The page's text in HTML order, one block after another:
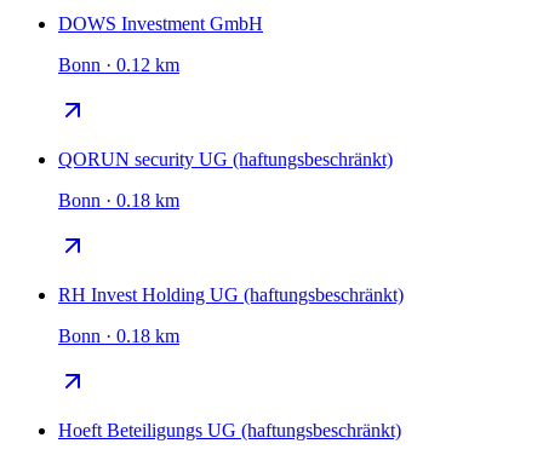
DOWS Investment GmbH
Bonn · 0.12 km
QORUN security UG (haftungsbeschränkt)
Bonn · 0.18 km
RH Invest Holding UG (haftungsbeschränkt)
Bonn · 0.18 km
Hoeft Beteiligungs UG (haftungsbeschränkt)